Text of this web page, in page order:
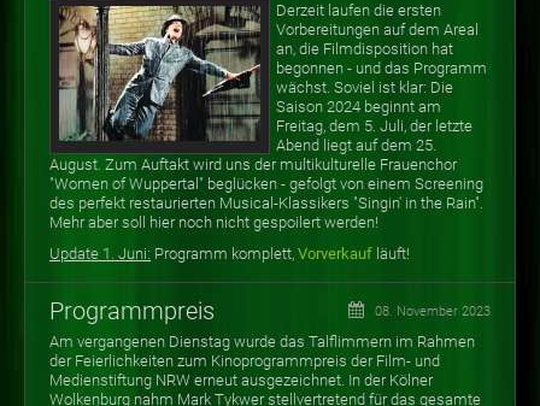
Derzeit laufen die ersten
Vorbereitungen auf dem Areal
an, die Filmdisposition hat
begonnen - und das Programm
wächst. Soviel ist klar: Die
Saison 2024 beginnt am
Freitag, dem 5. Juli, der letzte
Abend liegt auf dem 25.
August. Zum Auftakt wird uns der multikulturelle Frauenchor
"Women of Wuppertal" beglücken - gefolgt von einem Screening
des perfekt restaurierten Musical-Klassikers "Singin' in the Rain".
Mehr aber soll hier noch nicht gespoilert werden!
Update 1. Juni: Programm komplett, Vorverkauf läuft!
Programmpreis 08. November 2023
Am vergangenen Dienstag wurde das Talflimmern im Rahmen
der Feierlichkeiten zum Kinoprogrammpreis der Film- und
Medienstiftung NRW erneut ausgezeichnet. In der Kölner
Wolkenburg nahm Mark Tykwer stellvertretend für das gesamte